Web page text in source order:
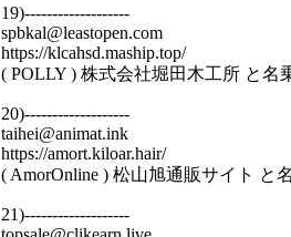
19)-------------------
spbkal@leastopen.com
https://klcahsd.maship.top/
( POLLY ) 株式会社堀田木工所 と名
20)-------------------
taihei@animat.ink
https://amort.kiloar.hair/
( AmorOnline ) 松山旭通販サイト と
21)-------------------